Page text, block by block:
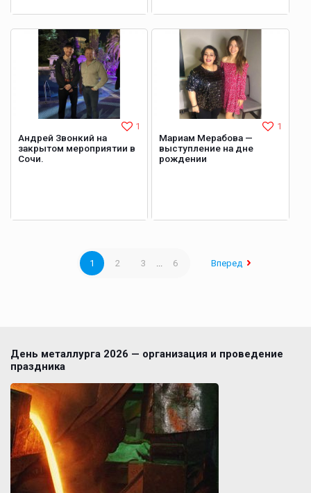
Андрей Звонкий на
закрытом мероприятии в
Сочи.
1
Мариам Мерабова —
выступление на дне
рождении
1
1 2 3 ... 6 Вперед
День металлурга 2026 — организация и проведение
праздника